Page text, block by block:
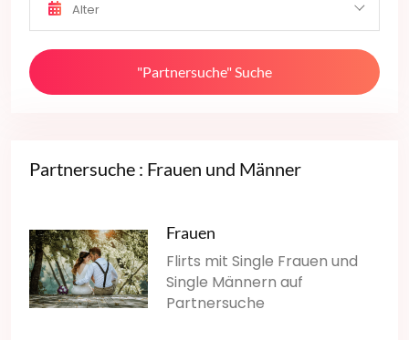
Alter
"Partnersuche" Suche
Partnersuche : Frauen und Männer
Frauen
Flirts mit Single Frauen und
Single Männern auf
Partnersuche